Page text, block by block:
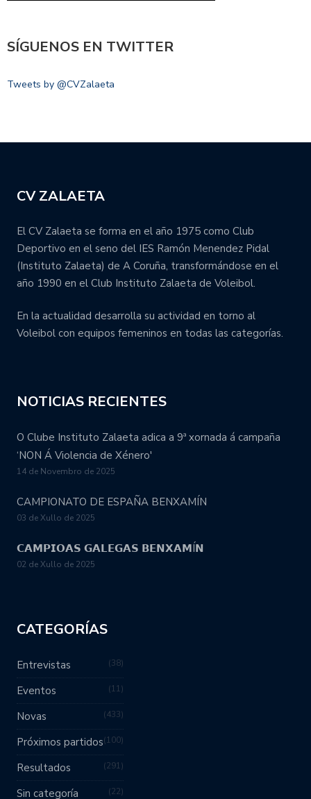
SÍGUENOS EN TWITTER
Tweets by @CVZalaeta
CV ZALAETA
El CV Zalaeta se forma en el año 1975 como Club
Deportivo en el seno del IES Ramón Menendez Pidal
(Instituto Zalaeta) de A Coruña, transformándose en el
año 1990 en el Club Instituto Zalaeta de Voleibol.
En la actualidad desarrolla su actividad en torno al
Voleibol con equipos femeninos en todas las categorías.
NOTICIAS RECIENTES
O Clube Instituto Zalaeta adica a 9ª xornada á campaña
‘NON Á Violencia de Xénero'
14 de Novembro de 2025
CAMPIONATO DE ESPAÑA BENXAMÍN
03 de Xullo de 2025
𝗖𝗔𝗠𝗣𝗜𝗢𝗔𝗦 𝗚𝗔𝗟𝗘𝗚𝗔𝗦 𝗕𝗘𝗡𝗫𝗔𝗠Í𝗡
02 de Xullo de 2025
CATEGORÍAS
Entrevistas 38
Eventos 11
Novas 433
Próximos partidos 100
Resultados 291
Sin categoría 22